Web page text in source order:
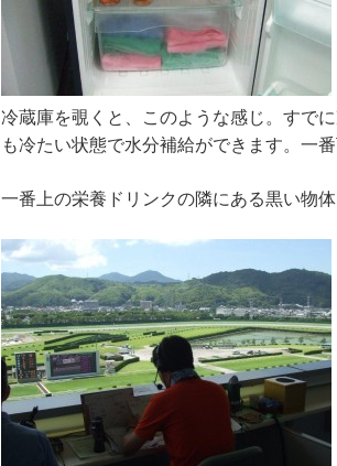
冷蔵庫を覗くと、このような感じ。すで
も冷たい状態で水分補給ができます。一
一番上の栄養ドリンクの隣にある黒い物